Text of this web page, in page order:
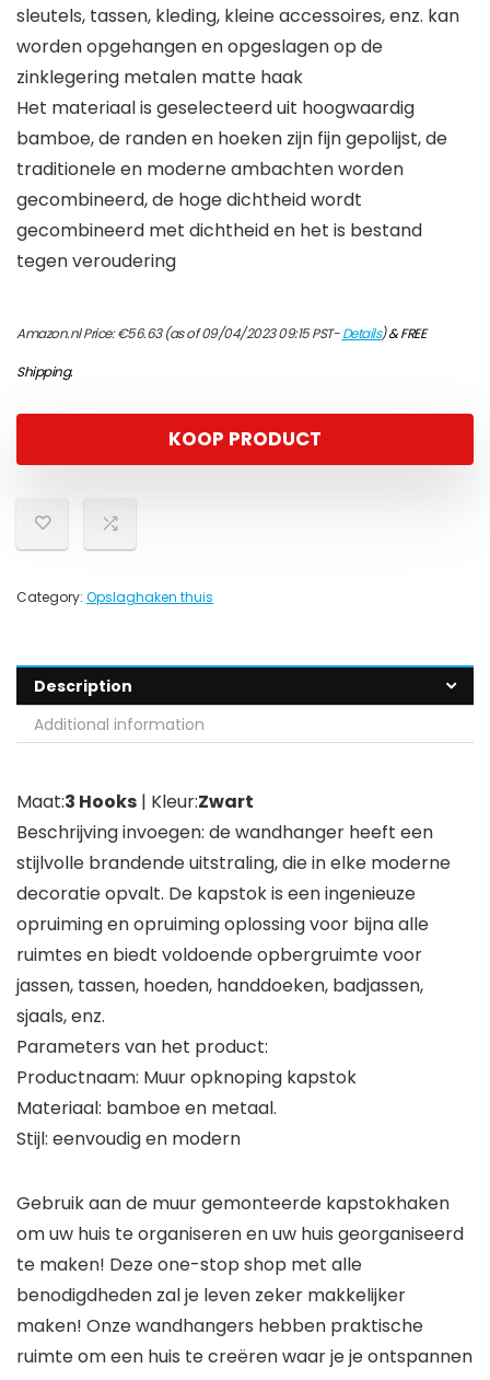
sleutels, tassen, kleding, kleine accessoires, enz. kan
worden opgehangen en opgeslagen op de
zinklegering metalen matte haak
Het materiaal is geselecteerd uit hoogwaardig
bamboe, de randen en hoeken zijn fijn gepolijst, de
traditionele en moderne ambachten worden
gecombineerd, de hoge dichtheid wordt
gecombineerd met dichtheid en het is bestand
tegen veroudering
Amazon.nl Price:€56.63(as of 09/04/2023 09:15 PST-Details)&FREE
Shipping.
KOOP PRODUCT
Category: Opslaghaken thuis
Description
Additional information
Maat:3 Hooks | Kleur:Zwart
Beschrijving invoegen: de wandhanger heeft een
stijlvolle brandende uitstraling, die in elke moderne
decoratie opvalt. De kapstok is een ingenieuze
opruiming en opruiming oplossing voor bijna alle
ruimtes en biedt voldoende opbergruimte voor
jassen, tassen, hoeden, handdoeken, badjassen,
sjaals, enz.
Parameters van het product:
Productnaam: Muur opknoping kapstok
Materiaal: bamboe en metaal.
Stijl: eenvoudig en modern
Gebruik aan de muur gemonteerde kapstokhaken
om uw huis te organiseren en uw huis georganiseerd
te maken! Deze one-stop shop met alle
benodigdheden zal je leven zeker makkelijker
maken! Onze wandhangers hebben praktische
ruimte om een huis te creëren waar je je ontspannen